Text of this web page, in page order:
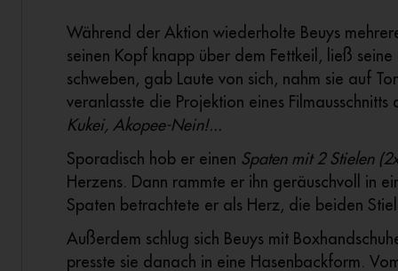
Während der Aktion wiederholte Beuys
seinen Kopf knapp über dem Fettkeil, ließ
schweben, gab Laute von sich, nahm sie auf
veranlasste die Projektion eines
Kukei, Akopee-Nein!...
Sporadisch hob er einen Spaten mit 2 Stielen
Herzens. Dann rammte er ihn geräuschvoll in
Spaten betrachtete er als Herz, die beiden
Außerdem schlug sich Beuys mit
presste sie danach in eine Hasenbackform.